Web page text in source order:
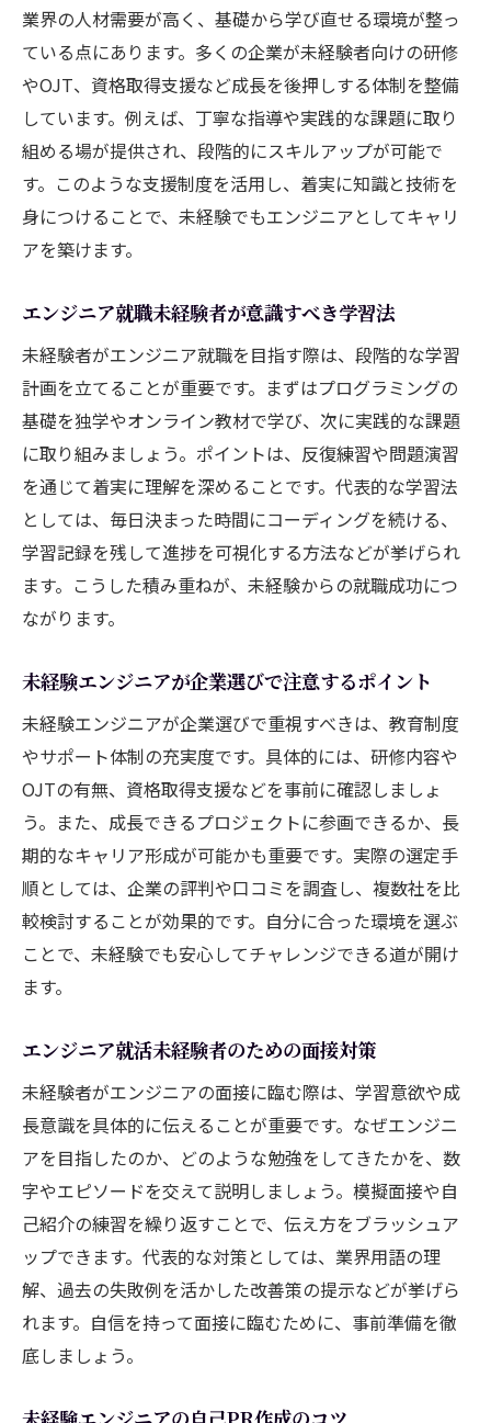
業界の人材需要が高く、基礎から学び直せる環境が整っ
ている点にあります。多くの企業が未経験者向けの研修
やOJT、資格取得支援など成長を後押しする体制を整備
しています。例えば、丁寧な指導や実践的な課題に取り
組める場が提供され、段階的にスキルアップが可能で
す。このような支援制度を活用し、着実に知識と技術を
身につけることで、未経験でもエンジニアとしてキャリ
アを築けます。
エンジニア就職未経験者が意識すべき学習法
未経験者がエンジニア就職を目指す際は、段階的な学習
計画を立てることが重要です。まずはプログラミングの
基礎を独学やオンライン教材で学び、次に実践的な課題
に取り組みましょう。ポイントは、反復練習や問題演習
を通じて着実に理解を深めることです。代表的な学習法
としては、毎日決まった時間にコーディングを続ける、
学習記録を残して進捗を可視化する方法などが挙げられ
ます。こうした積み重ねが、未経験からの就職成功につ
ながります。
未経験エンジニアが企業選びで注意するポイント
未経験エンジニアが企業選びで重視すべきは、教育制度
やサポート体制の充実度です。具体的には、研修内容や
OJTの有無、資格取得支援などを事前に確認しましょ
う。また、成長できるプロジェクトに参画できるか、長
期的なキャリア形成が可能かも重要です。実際の選定手
順としては、企業の評判や口コミを調査し、複数社を比
較検討することが効果的です。自分に合った環境を選ぶ
ことで、未経験でも安心してチャレンジできる道が開け
ます。
エンジニア就活未経験者のための面接対策
未経験者がエンジニアの面接に臨む際は、学習意欲や成
長意識を具体的に伝えることが重要です。なぜエンジニ
アを目指したのか、どのような勉強をしてきたかを、数
字やエピソードを交えて説明しましょう。模擬面接や自
己紹介の練習を繰り返すことで、伝え方をブラッシュア
ップできます。代表的な対策としては、業界用語の理
解、過去の失敗例を活かした改善策の提示などが挙げら
れます。自信を持って面接に臨むために、事前準備を徹
底しましょう。